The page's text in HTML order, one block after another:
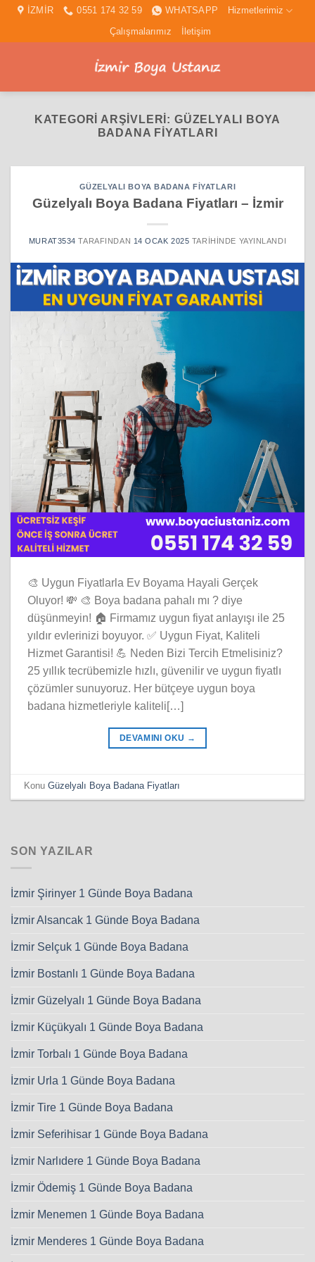
İçeriğeİZMİR 0551 174 32 59 WHATSAPP
Hizmetlerimiz
Çalışmalarımız
İletişim
KATEGORI ARŞIVLERI: GÜZELYALI BOYA
BADANA FIYATLARI
GÜZELYALI BOYA BADANA FIYATLARI
Güzelyalı Boya Badana Fiyatları – İzmir
MURAT3534 TARAFINDAN 14 OCAK 2025 TARIHINDE YAYINLANDI
🎨 Uygun Fiyatlarla Ev Boyama Hayali Gerçek
Oluyor! 💸 🎨 Boya badana pahalı mı ? diye
düşünmeyin! 🏠 Firmamız uygun fiyat anlayışı ile 25
yıldır evlerinizi boyuyor. ✅ Uygun Fiyat, Kaliteli
Hizmet Garantisi! 💪 Neden Bizi Tercih Etmelisiniz?
25 yıllık tecrübemizle hızlı, güvenilir ve uygun fiyatlı
çözümler sunuyoruz. Her bütçeye uygun boya
badana hizmetleriyle kaliteli[…]
DEVAMINI OKU →
KonuGüzelyalı Boya Badana Fiyatları
SON YAZILAR
İzmir Şirinyer 1 Günde Boya Badana
İzmir Alsancak 1 Günde Boya Badana
İzmir Selçuk 1 Günde Boya Badana
İzmir Bostanlı 1 Günde Boya Badana
İzmir Güzelyalı 1 Günde Boya Badana
İzmir Küçükyalı 1 Günde Boya Badana
İzmir Torbalı 1 Günde Boya Badana
İzmir Urla 1 Günde Boya Badana
İzmir Tire 1 Günde Boya Badana
İzmir Seferihisar 1 Günde Boya Badana
İzmir Narlıdere 1 Günde Boya Badana
İzmir Ödemiş 1 Günde Boya Badana
İzmir Menemen 1 Günde Boya Badana
İzmir Menderes 1 Günde Boya Badana